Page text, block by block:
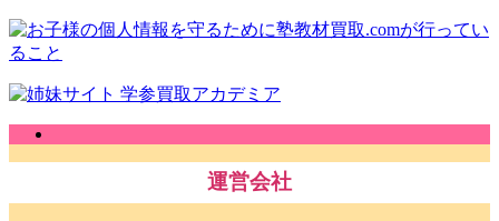
運営会社